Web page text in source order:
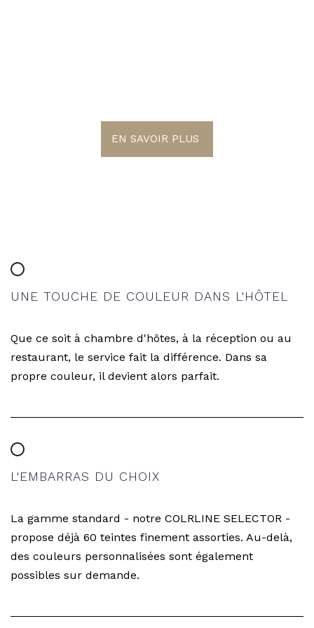
EN SAVOIR PLUS
UNE TOUCHE DE COULEUR DANS L'HÔTEL
Que ce soit à chambre d'hôtes, à la réception ou au
restaurant, le service fait la différence. Dans sa
propre couleur, il devient alors parfait.
L'EMBARRAS DU CHOIX
La gamme standard - notre COLRLINE SELECTOR -
propose déjà 60 teintes finement assorties. Au-delà,
des couleurs personnalisées sont également
possibles sur demande.